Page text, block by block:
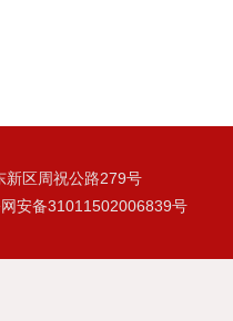
新区周祝公路279号
安备31011502006839号